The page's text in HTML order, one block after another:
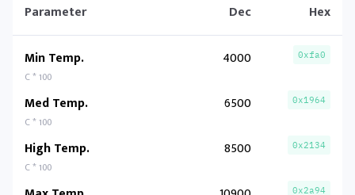
Parameter Dec Hex
Min Temp.
C * 100
4000 0xfa0
Med Temp.
C * 100
6500 0x1964
High Temp.
C * 100
8500 0x2134
0x2a94